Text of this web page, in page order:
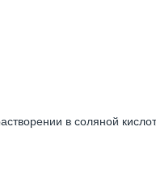
в соляной